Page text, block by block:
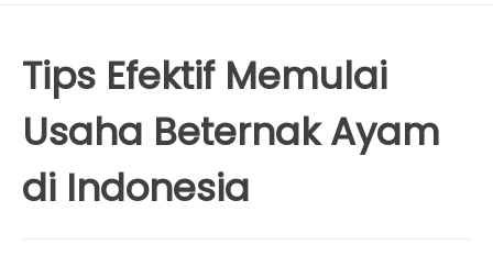
Tips Efektif Memulai
Usaha Beternak Ayam
di Indonesia